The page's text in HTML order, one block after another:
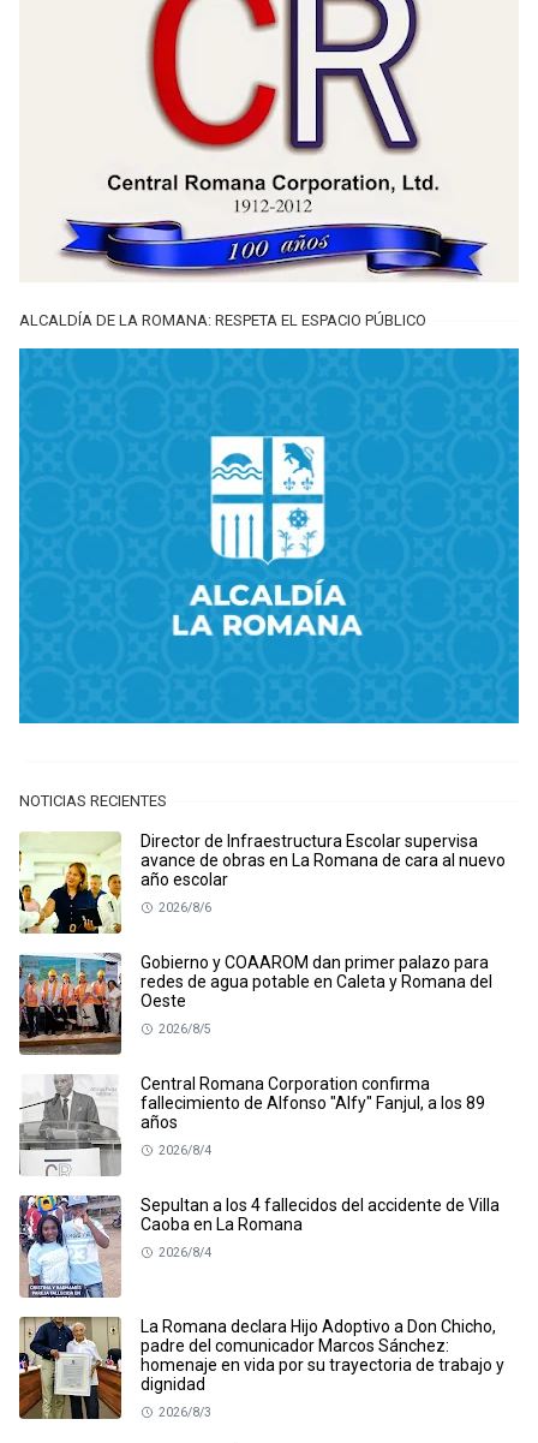
ALCALDÍA DE LA ROMANA: RESPETA EL ESPACIO PÚBLICO
NOTICIAS RECIENTES
Director de Infraestructura Escolar supervisa
avance de obras en La Romana de cara al nuevo
año escolar
2026/8/6
Gobierno y COAAROM dan primer palazo para
redes de agua potable en Caleta y Romana del
Oeste
2026/8/5
Central Romana Corporation confirma
fallecimiento de Alfonso "Alfy" Fanjul, a los 89
años
2026/8/4
Sepultan a los 4 fallecidos del accidente de Villa
Caoba en La Romana
2026/8/4
La Romana declara Hijo Adoptivo a Don Chicho,
padre del comunicador Marcos Sánchez:
homenaje en vida por su trayectoria de trabajo y
dignidad
2026/8/3